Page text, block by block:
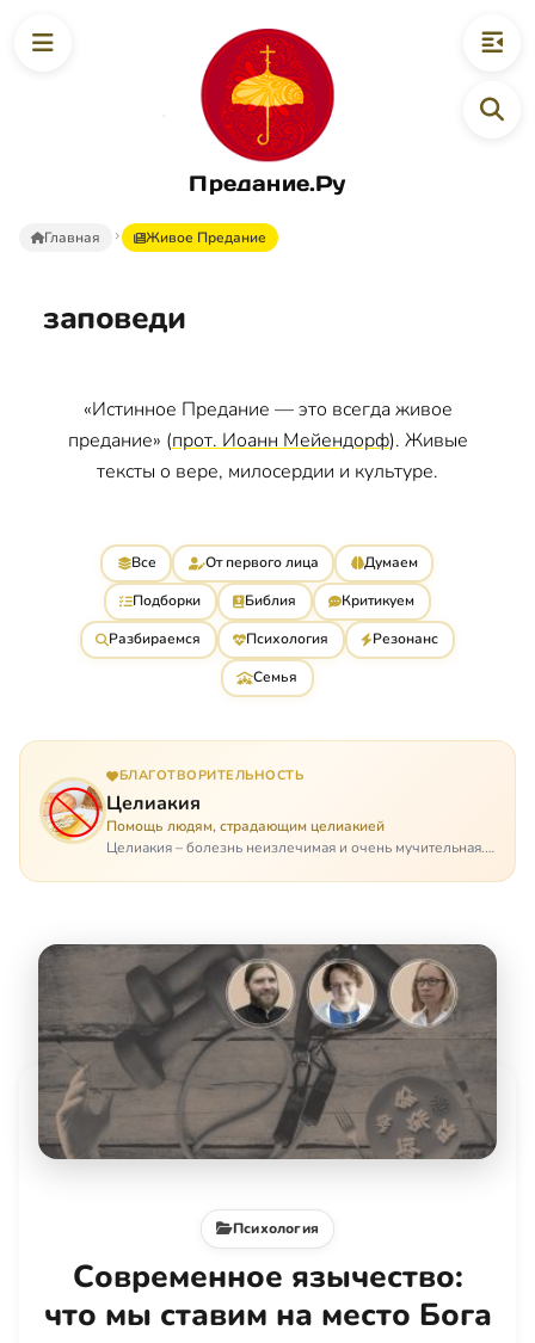
Предание.Ру
Главная Живое Предание
заповеди
«Истинное Предание — это всегда живое
предание» (прот. Иоанн Мейендорф). Живые
тексты о вере, милосердии и культуре.
Все От первого лица
Думаем
Подборки
Библия
Критикуем
Разбираемся
Психология
Резонанс
Семья
БЛАГОТВОРИТЕЛЬНОСТЬ
Целиакия
Помощь людям, страдающим целиакией
Целиакия – болезнь неизлечимая и очень мучительная.
целиакией страдает в одиночестве, не представляя
Психология
Современное язычество:
что мы ставим на место Бога